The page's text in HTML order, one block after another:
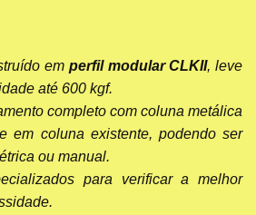
em perfil modular CLKII, leve
até 600 kgf.
completo com coluna metálica
em coluna existente, podendo ser
ou manual.
para verificar a melhor